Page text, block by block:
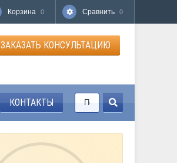
Корзина 0 Сравнить 0
ЗАКАЗАТЬ КОНСУЛЬТАЦИЮ
КОНТАКТЫ